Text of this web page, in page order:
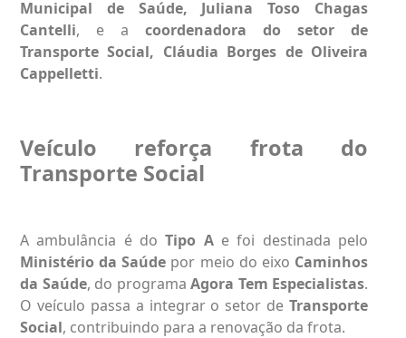
Municipal de Saúde, Juliana Toso Chagas
Cantelli, e a coordenadora do setor de
Transporte Social, Cláudia Borges de Oliveira
Cappelletti.
Veículo reforça frota do
Transporte Social
A ambulância é doTipo Ae foi destinada pelo
Ministério da Saúde por meio do eixo Caminhos
da Saúde, do programa Agora Tem Especialistas.
O veículo passa a integrar o setor de Transporte
Social, contribuindo para a renovação da frota.